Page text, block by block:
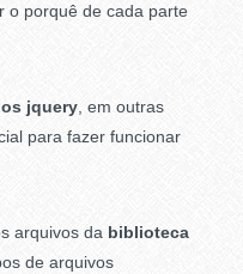
o porquê de cada parte
jquery, em outras
para fazer funcionar
arquivos da biblioteca
de arquivos